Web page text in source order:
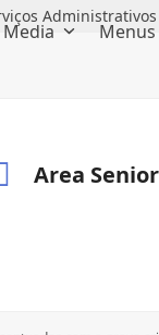
Media Menus
Area Senior